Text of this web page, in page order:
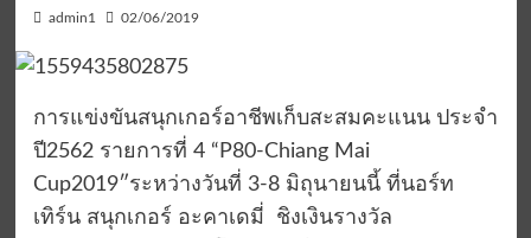
admin1 02/06/2019
การแข่งขันสนุกเกอร์อาชีพเก็บสะสมคะแนน ประจํา
ปี2562 รายการที่ 4 “P80-Chiang Mai
Cup2019″ระหว่างวันที่ 3-8 มิถุนายนนี้ ที่นอร์ท
เทิร์น สนุกเกอร์ อะคาเดมี่ ชิงเงินรางวัล